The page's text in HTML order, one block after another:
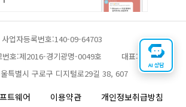
사업자등록번호:140-09-64703
번호:제2016-경기광명-0049호
대표:채찬
특별시 구로구 디지털로29길 38, 607
트웨어 이용약관 개인정보취급방침
AI 상담